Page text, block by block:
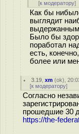
[к модератору]
Как бы
выглядит
выдержанным
Было бы
поработал
есть,
более или
3.19 ,xm (ok),
[к модератору]
Согласно
прошедшие 30
https://the-